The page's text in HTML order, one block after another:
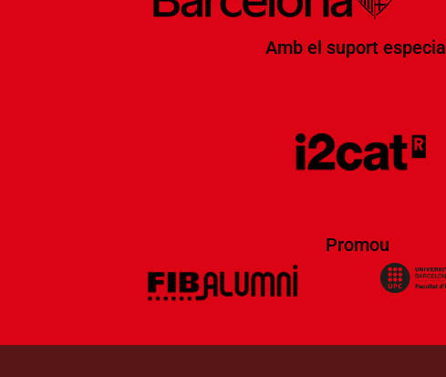
Amb el suport especial
Promou